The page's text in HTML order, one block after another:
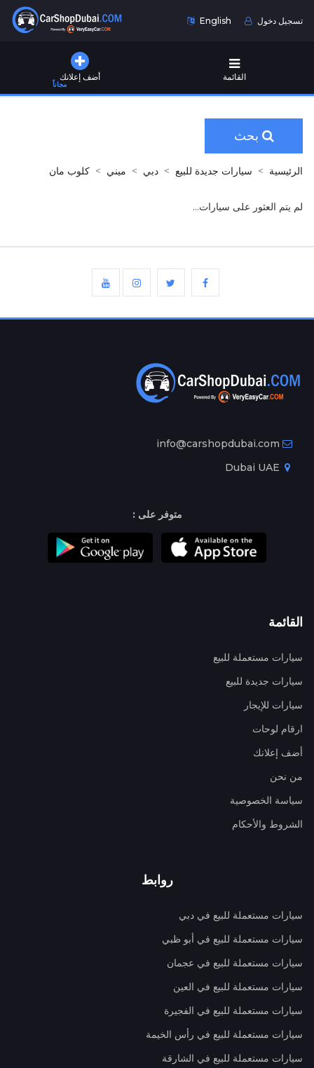
English تسجيل دخول
أضف إعلانك
مجاناً
القائمة
بحث
الرئيسية سيارات جديدة للبيع دبي ميني كلوب مان
لم يتم العثور على سيارات...
info@carshopdubai.com
متوفر على :
القائمة
سيارات مستعملة للبيع
سيارات جديدة للبيع
سيارات للإيجار
ارقام لوحات
أضف إعلانك
من نحن
سياسة الخصوصية
الشروط والأحكام
روابط
سيارات مستعملة للبيع في دبي
سيارات مستعملة للبيع في أبو ظبي
سيارات مستعملة للبيع في عجمان
سيارات مستعملة للبيع في العين
سيارات مستعملة للبيع في الفجيرة
سيارات مستعملة للبيع في رأس الخيمة
سيارات مستعملة للبيع في الشارقة